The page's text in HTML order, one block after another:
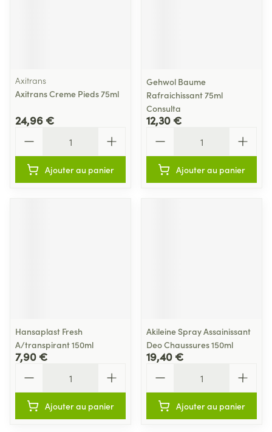
Axitrans
Axitrans Creme Pieds 75ml
24,96 €
Ajouter au panier
Gehwol Baume
Rafraichissant 75ml
Consulta
12,30 €
Ajouter au panier
Hansaplast Fresh
A/transpirant 150ml
7,90 €
Ajouter au panier
Akileine Spray Assainissant
Deo Chaussures 150ml
19,40 €
Ajouter au panier